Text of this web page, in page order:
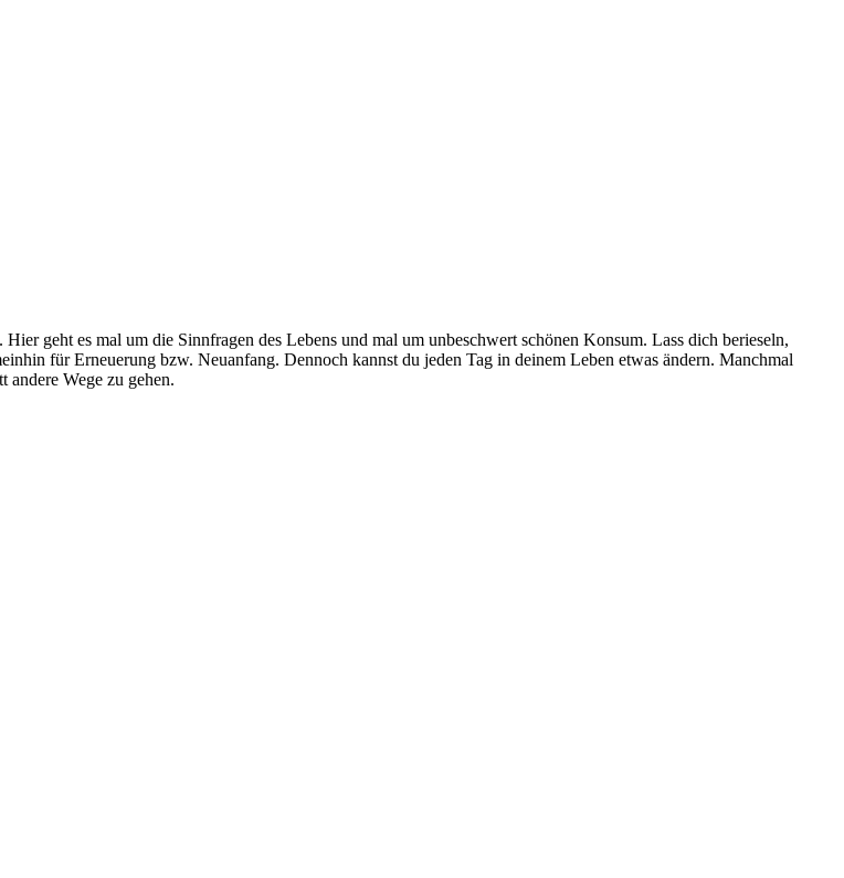
geht es mal um die Sinnfragen des Lebens und mal um unbeschwert schönen Konsum. Lass dich berieseln,
für Erneuerung bzw. Neuanfang. Dennoch kannst du jeden Tag in deinem Leben etwas ändern. Manchmal
Wege zu gehen.